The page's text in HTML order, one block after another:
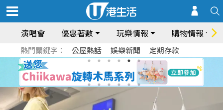
演唱會 優惠著數 玩樂情報 購物情報
熱門關鍵字： 公屋熱話 娛樂新聞 定期存款